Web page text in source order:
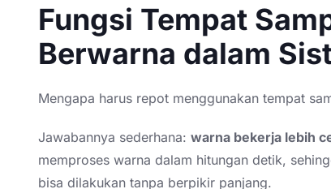
Fungsi Tempat
Berwarna dalam
Mengapa harus repot menggunakan tempat
Jawabannya sederhana: warna bekerja lebih
memproses warna dalam hitungan detik,
bisa dilakukan tanpa berpikir panjang.